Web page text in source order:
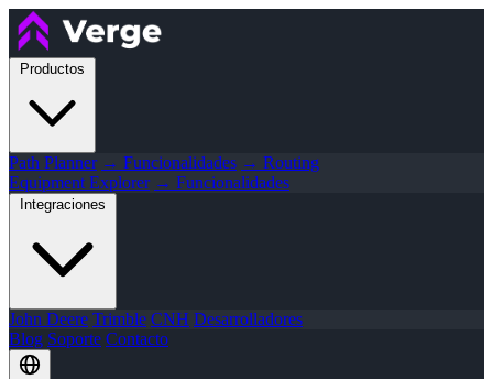
Productos
Path Planner → Funcionalidades → Routing
Equipment Explorer → Funcionalidades
Integraciones
John Deere Trimble CNH Desarrolladores
Blog Soporte Contacto